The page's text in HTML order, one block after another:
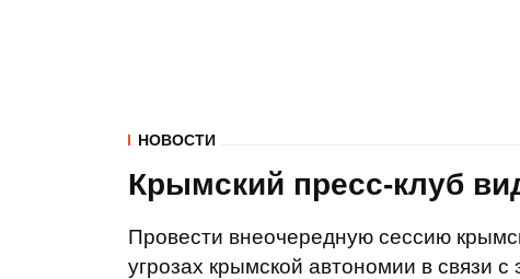
НОВОСТИ
Крымский пресс-клуб
Провести внеочередную сессию
угрозах крымской автономии в связи